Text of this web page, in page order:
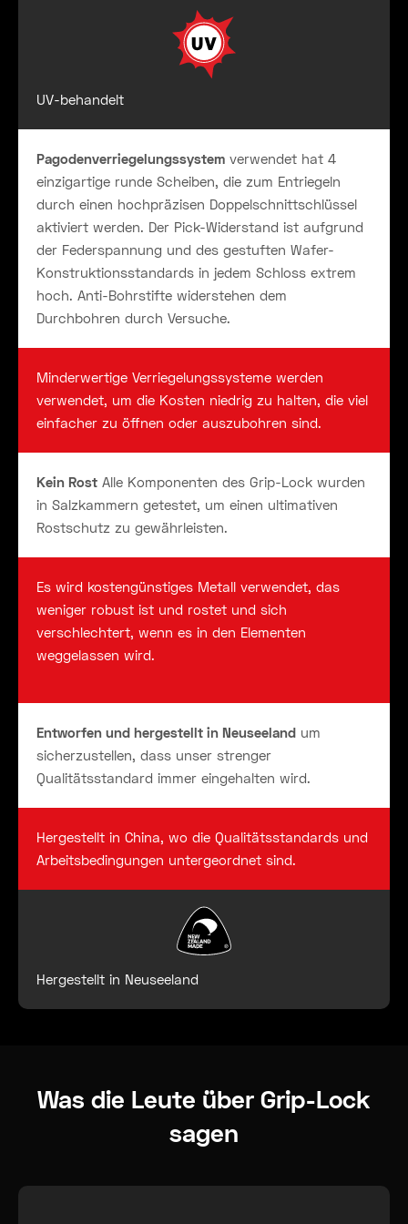
UV-behandelt
Pagodenverriegelungssystem verwendet hat 4
einzigartige runde Scheiben, die zum Entriegeln
durch einen hochpräzisen Doppelschnittschlüssel
aktiviert werden. Der Pick-Widerstand ist aufgrund
der Federspannung und des gestuften Wafer-
Konstruktionsstandards in jedem Schloss extrem
hoch. Anti-Bohrstifte widerstehen dem
Durchbohren durch Versuche.
Minderwertige Verriegelungssysteme werden
verwendet, um die Kosten niedrig zu halten, die viel
einfacher zu öffnen oder auszubohren sind.
Kein Rost Alle Komponenten des Grip-Lock wurden
in Salzkammern getestet, um einen ultimativen
Rostschutz zu gewährleisten.
Es wird kostengünstiges Metall verwendet, das
weniger robust ist und rostet und sich
verschlechtert, wenn es in den Elementen
weggelassen wird.
Entworfen und hergestellt in Neuseeland um
sicherzustellen, dass unser strenger
Qualitätsstandard immer eingehalten wird.
Hergestellt in China, wo die Qualitätsstandards und
Arbeitsbedingungen untergeordnet sind.
Hergestellt in Neuseeland
Was die Leute über Grip-Lock
sagen